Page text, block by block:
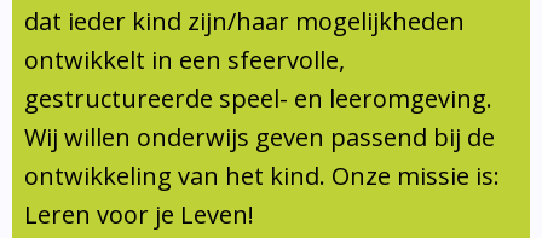
Schoolvakanties
Ouderraad
Medezeggenschapsraad
Documentatie
Formulieren
Samenwerkingen
dat ieder kind zijn/haar mogelijkheden
ontwikkelt in een sfeervolle,
gestructureerde speel- en leeromgeving.
Wij willen onderwijs geven passend bij de
ontwikkeling van het kind. Onze missie is:
Leren voor je Leven!